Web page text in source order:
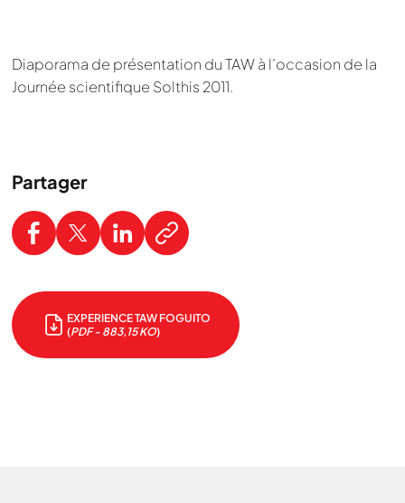
Diaporama de présentation du TAW à l’occasion de la
Journée scientifique Solthis 2011.
Partager
EXPERIENCE TAW FOGUITO
(PDF - 883,15 KO)